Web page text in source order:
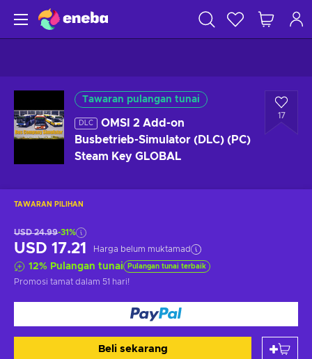
Tawaran pulangan tunai
DLC
OMSI 2 Add-on
Busbetrieb-Simulator (DLC) (PC)
Steam Key GLOBAL
17
TAWARAN PILIHAN
USD 24.99-31%
USD 17.21 Harga belum muktamad
12% Pulangan tunai Pulangan tunai terbaik
Promosi tamat dalam 51 hari!
Beli sekarang